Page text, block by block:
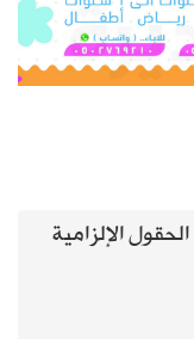
الحقول الإلزامية